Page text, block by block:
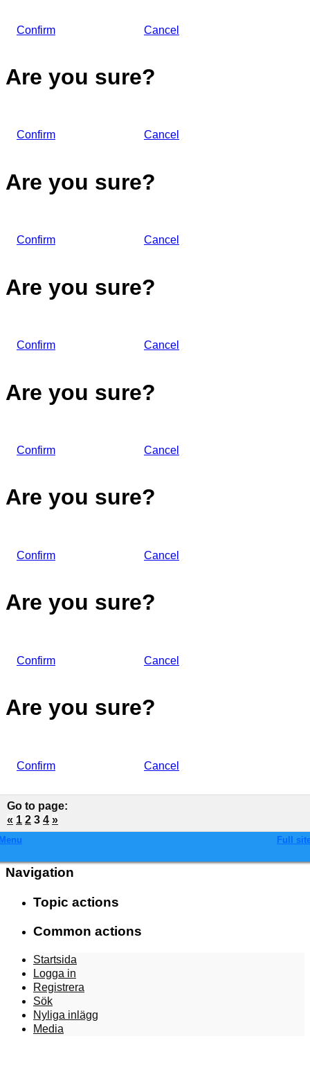
Confirm Cancel
Are you sure?
Confirm Cancel
Are you sure?
Confirm Cancel
Are you sure?
Confirm Cancel
Are you sure?
Confirm Cancel
Are you sure?
Confirm Cancel
Are you sure?
Confirm Cancel
Are you sure?
Confirm Cancel
Go to page:
« 1 2 3 4 »
Full
Navigation
Topic actions
Common actions
Startsida
Logga in
Registrera
Sök
Nyliga inlägg
Media